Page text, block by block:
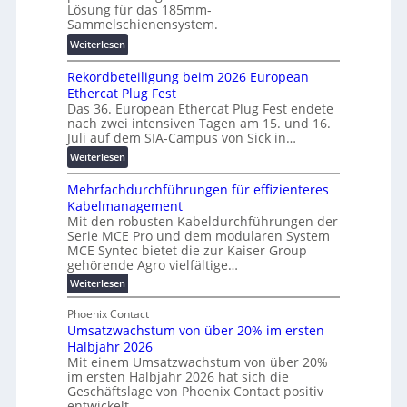
a
n
s
a
r
e
n
z
o
r
s
c
h
u
n
g
s
f
ö
r
d
e
r
u
n
g
b
r
a
u
c
h
t
-
X
2
0
2
7
w
i
r
d
z
u
m
E
n
e
r
g
u
b
f
ü
Lösung für das 185mm-
Sammelschienensystem.
Weiterlesen:
W
e
i
t
e
r
e
n
t
w
i
c
k
e
l
e
N
H
-
S
i
Rekordbeteiligung beim 2026 European
Ethercat Plug Fest
Das 36. European Ethercat Plug Fest endete
nach zwei intensiven Tagen am 15. und 16.
Juli auf dem SIA-Campus von Sick in…
Weiterlesen:
R
e
k
o
r
d
b
e
e
i
l
i
g
u
Mehrfachdurchführungen für effizienteres
Kabelmanagement
Mit den robusten Kabeldurchführungen der
Serie MCE Pro und dem modularen System
MCE Syntec bietet die zur Kaiser Group
gehörende Agro vielfältige…
Weiterlesen:
M
h
r
f
a
c
h
d
Phoenix Contact
Umsatzwachstum von über 20% im ersten
Halbjahr 2026
Mit einem Umsatzwachstum von über 20%
im ersten Halbjahr 2026 hat sich die
Geschäftslage von Phoenix Contact positiv